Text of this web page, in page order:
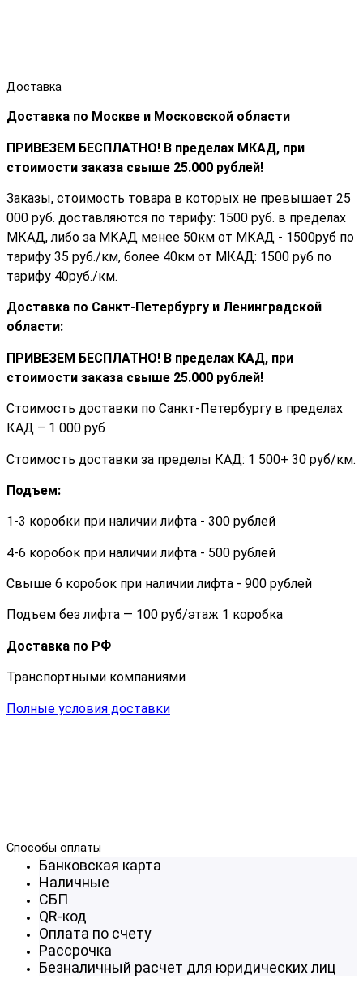
Доставка
Доставка по Москве и Московской области
ПРИВЕЗЕМ БЕСПЛАТНО! В пределах МКАД, при
стоимости заказа cвыше 25.000 рублей!
Заказы, стоимость товара в которых не превышает 25
000 руб. доставляются по тарифу: 1500 руб. в пределах
МКАД, либо за МКАД менее 50км от МКАД - 1500руб по
тарифу 35 руб./км, более 40км от МКАД: 1500 руб по
тарифу 40руб./км.
Доставка по Санкт-Петербургу и Ленинградской
области:
ПРИВЕЗЕМ БЕСПЛАТНО! В пределах КАД, при
стоимости заказа cвыше 25.000 рублей!
Стоимость доставки по Санкт-Петербургу в пределах
КАД – 1 000 руб
Стоимость доставки за пределы КАД: 1 500+ 30 руб/км.
Подъем:
1-3 коробки при наличии лифта - 300 рублей
4-6 коробок при наличии лифта - 500 рублей
Свыше 6 коробок при наличии лифта - 900 рублей
Подъем без лифта — 100 руб/этаж 1 коробка
Доставка по РФ
Транспортными компаниями
Полные условия доставки
Способы оплаты
Банковская карта
Наличные
СБП
QR-код
Оплата по счету
Рассрочка
Безналичный расчет для юридических лиц